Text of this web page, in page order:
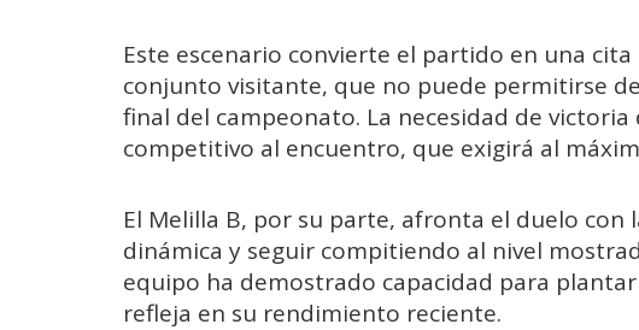
Este escenario convierte el partido en una
conjunto visitante, que no puede permitirse
final del campeonato. La necesidad de
competitivo al encuentro, que exigirá al
El Melilla B, por su parte, afronta el duelo
dinámica y seguir compitiendo al nivel
equipo ha demostrado capacidad para
refleja en su rendimiento reciente.